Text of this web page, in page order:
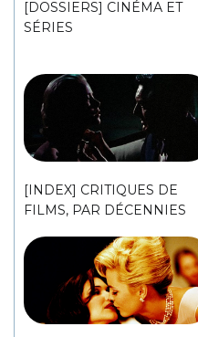
[DOSSIERS] CINÉMA ET
SÉRIES
[INDEX] CRITIQUES DE
FILMS, PAR DÉCENNIES